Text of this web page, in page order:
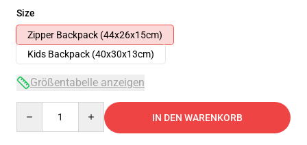
Size
Zipper Backpack (44x26x15cm)
Kids Backpack (40x30x13cm)
Größentabelle anzeigen
IN DEN WARENKORB